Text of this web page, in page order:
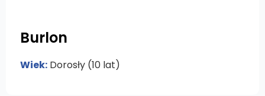
Burlon
Wiek: Dorosły (10 lat)